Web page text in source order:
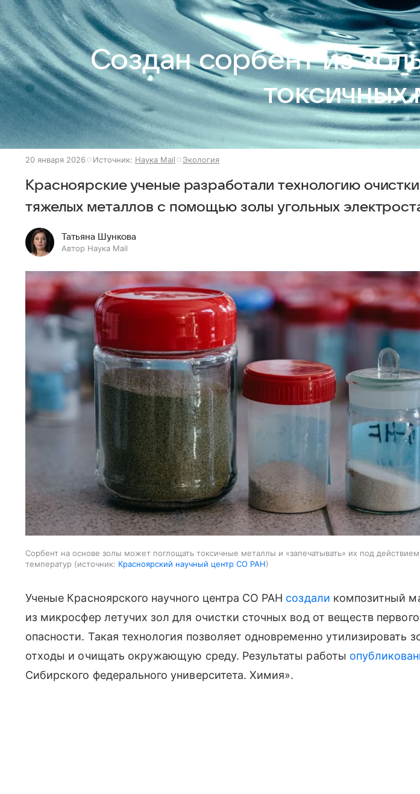
Создан сорбент из
токсичных
20 января 2026 Источник: Наука Mail Экология
Красноярские ученые разработали технологию
тяжелых металлов с помощью золы угольных
Татьяна Шункова
Автор Наука Mail
Сорбент на основе золы может поглощать токсичные металлы и «запечатывать» их под
температур
источник: Красноярский научный центр СО РАН
Ученые Красноярского научного центра СО РАН создали композитный
из микросфер летучих зол для очистки сточных вод от веществ
опасности. Такая технология позволяет одновременно утилизировать
отходы и очищать окружающую среду. Результаты работы
Сибирского федерального университета. Химия».